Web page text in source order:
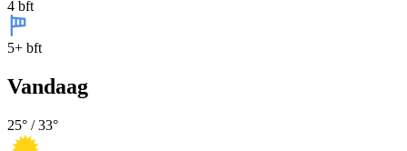
4 bft
5+ bft
Vandaag
25° /33°